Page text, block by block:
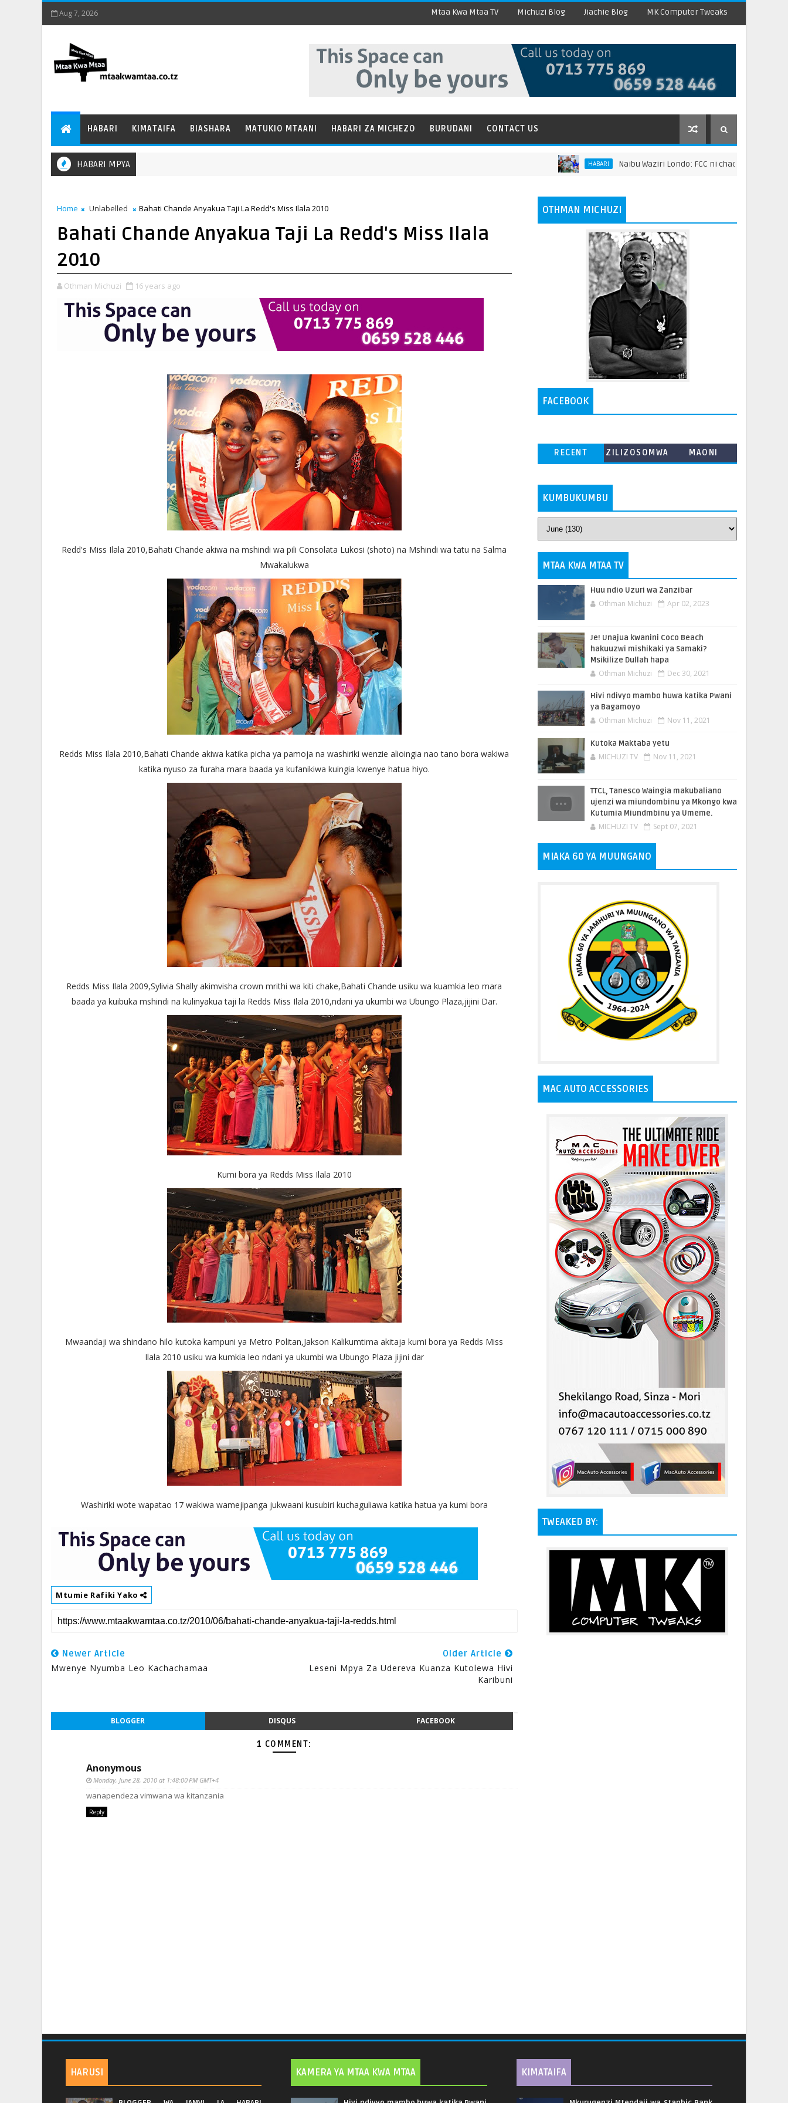
Aug 7, 2026 Mtaa Kwa Mtaa TV Michuzi Blog Jiachie Blog MK Computer Tweaks
HABARI KIMATAIFA BIASHARA MATUKIO MTAANI HABARI ZA MICHEZO BURUDANI CONTACT US
HABARI MPYA HABARI Naibu Waziri Londo: FCC ni chachu ya kuongeza
Home Unlabelled Bahati Chande Anyakua Taji La Redd's Miss Ilala 2010
Bahati Chande Anyakua Taji La Redd's Miss Ilala
2010
Othman Michuzi 16 years ago
Redd's Miss Ilala 2010,Bahati Chande akiwa na mshindi wa pili Consolata Lukosi (shoto) na Mshindi wa tatu na Salma
Mwakalukwa
Redds Miss Ilala 2010,Bahati Chande akiwa katika picha ya pamoja na washiriki wenzie alioingia nao tano bora wakiwa
katika nyuso za furaha mara baada ya kufanikiwa kuingia kwenye hatua hiyo.
Redds Miss Ilala 2009,Sylivia Shally akimvisha crown mrithi wa kiti chake,Bahati Chande usiku wa kuamkia leo mara
baada ya kuibuka mshindi na kulinyakua taji la Redds Miss Ilala 2010,ndani ya ukumbi wa Ubungo Plaza,jijini Dar.
Kumi bora ya Redds Miss Ilala 2010
Mwaandaji wa shindano hilo kutoka kampuni ya Metro Politan,Jakson Kalikumtima akitaja kumi bora ya Redds Miss
Ilala 2010 usiku wa kumkia leo ndani ya ukumbi wa Ubungo Plaza jijini dar
Washiriki wote wapatao 17 wakiwa wamejipanga jukwaani kusubiri kuchaguliawa katika hatua ya kumi bora
Mtumie Rafiki Yako
Newer Article
Mwenye Nyumba Leo Kachachamaa
Older Article
Leseni Mpya Za Udereva Kuanza Kutolewa Hivi
Karibuni
BLOGGER DISQUS FACEBOOK
1 COMMENT:
Anonymous
Monday, June 28, 2010 at 1:48:00 PM GMT+4
wanapendeza vimwana wa kitanzania
Reply
OTHMAN MICHUZI
FACEBOOK
RECENT
ZILIZOSOMWA
MAONI
KUMBUKUMBU
MTAA KWA MTAA TV
Huu ndio Uzuri wa Zanzibar
Othman Michuzi Apr 02, 2023
Je! Unajua kwanini Coco Beach
hakuuzwi mishikaki ya Samaki?
Msikilize Dullah hapa
Othman Michuzi Dec 30, 2021
Hivi ndivyo mambo huwa katika Pwani
ya Bagamoyo
Othman Michuzi Nov 11, 2021
Kutoka Maktaba yetu
MICHUZI TV Nov 11, 2021
TTCL, Tanesco Waingia makubaliano
ujenzi wa miundombinu ya Mkongo kwa
Kutumia Miundmbinu ya Umeme.
MICHUZI TV Sept 07, 2021
MIAKA 60 YA MUUNGANO
MAC AUTO ACCESSORIES
TWEAKED BY:
HARUSI KAMERA YA MTAA KWA MTAA KIMATAIFA